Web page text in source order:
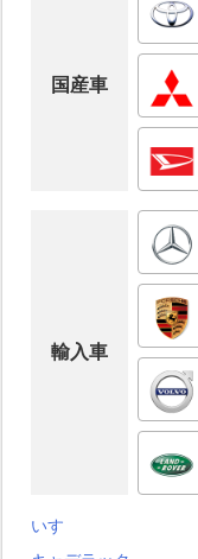
国産車
輸入車
いすゞ